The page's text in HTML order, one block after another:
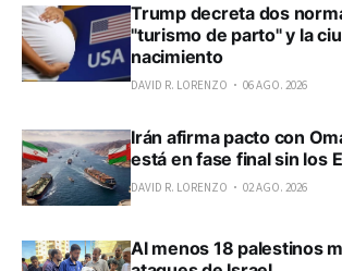
Trump decreta dos
"turismo de parto" y la
nacimiento
DAVID R. LORENZO 06 AGO. 2026
Irán afirma pacto con
está en fase final sin los
DAVID R. LORENZO 02 AGO. 2026
Al menos 18 palestinos